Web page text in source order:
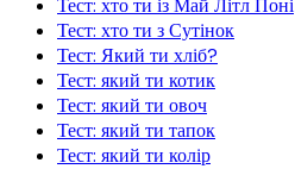
Тест: хто ти із Май Літл Поні
Тест: хто ти з Сутінок
Тест: Який ти хліб?
Тест: який ти котик
Тест: який ти овоч
Тест: який ти тапок
Тест: який ти колір